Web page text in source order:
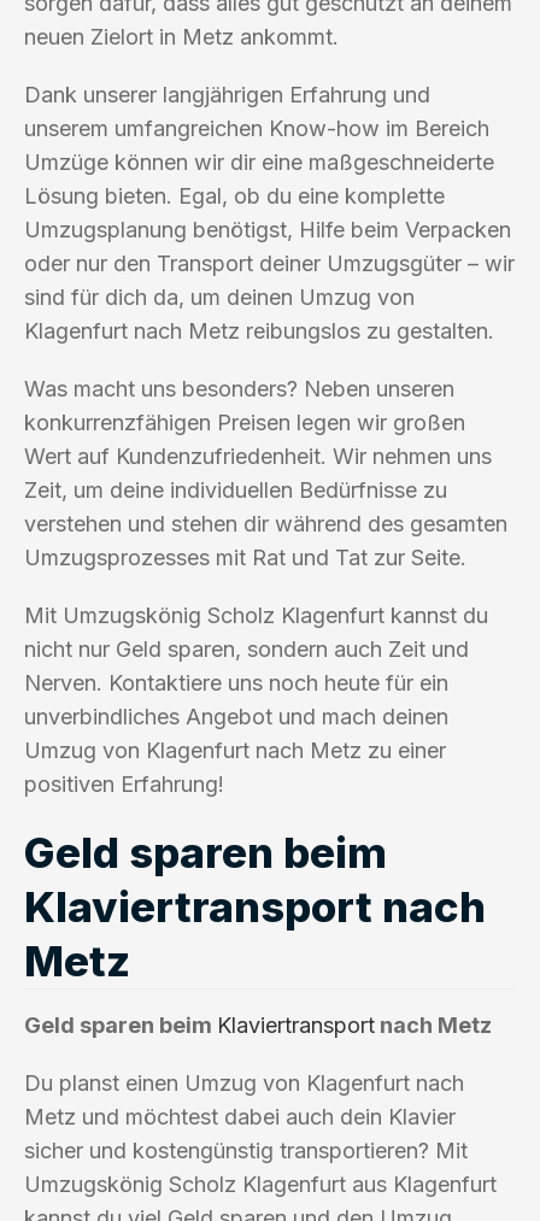
neuen Zielort in Metz ankommt.
Dank unserer langjährigen Erfahrung und
unserem umfangreichen Know-how im Bereich
Umzüge können wir dir eine maßgeschneiderte
Lösung bieten. Egal, ob du eine komplette
Umzugsplanung benötigst, Hilfe beim Verpacken
oder nur den Transport deiner Umzugsgüter – wir
sind für dich da, um deinen Umzug von
Klagenfurt nach Metz reibungslos zu gestalten.
Was macht uns besonders? Neben unseren
konkurrenzfähigen Preisen legen wir großen
Wert auf Kundenzufriedenheit. Wir nehmen uns
Zeit, um deine individuellen Bedürfnisse zu
verstehen und stehen dir während des gesamten
Umzugsprozesses mit Rat und Tat zur Seite.
Mit Umzugskönig Scholz Klagenfurt kannst du
nicht nur Geld sparen, sondern auch Zeit und
Nerven. Kontaktiere uns noch heute für ein
unverbindliches Angebot und mach deinen
Umzug von Klagenfurt nach Metz zu einer
positiven Erfahrung!
Geld sparen beim
Klaviertransport nach
Metz
Geld sparen beim Klaviertransport nach Metz
Du planst einen Umzug von Klagenfurt nach
Metz und möchtest dabei auch dein Klavier
sicher und kostengünstig transportieren? Mit
Umzugskönig Scholz Klagenfurt aus Klagenfurt